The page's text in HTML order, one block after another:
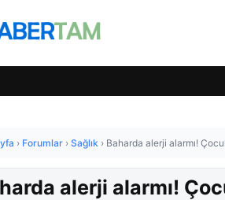
› Forumlar › Sağlık › Baharda alerji alarmı!
alerji alarmı!